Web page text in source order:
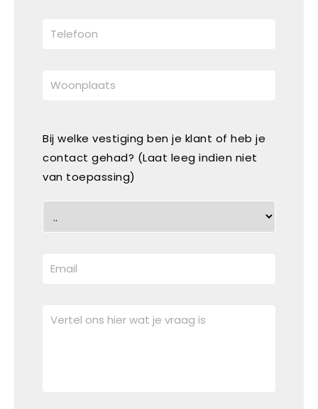
Bij welke vestiging ben je klant of heb je
contact gehad? (Laat leeg indien niet
van toepassing)